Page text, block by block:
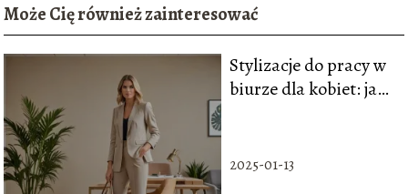
Może Cię również zainteresować
Stylizacje do pracy w
biurze dla kobiet: jak
modnie
2025-01-13